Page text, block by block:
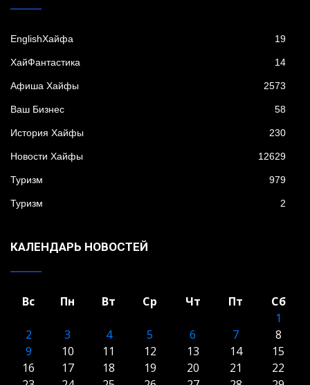
EnglishХайфа 19
XайФантастика 14
Афиша Хайфы 2573
Ваш Бизнес 58
История Хайфы 230
Новости Хайфы 12629
Туризм 979
Туризм 2
КАЛЕНДАРЬ НОВОСТЕЙ
Вс Пн Вт Ср Чт Пт
Сб
1
2
3 4 5 6 7
8
9
10 11 12 13 14
15
16
17 18 19 20 21
22